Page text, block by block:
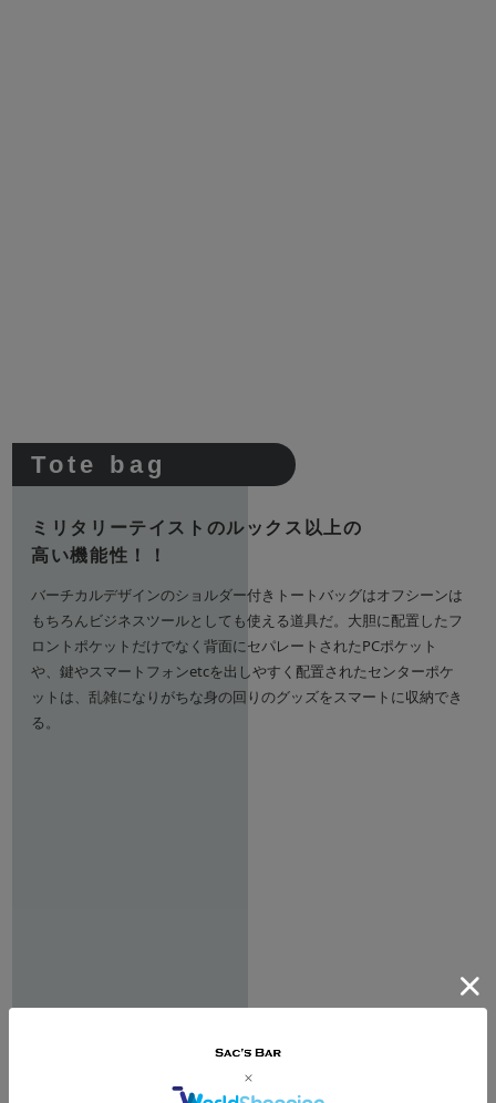
Tote bag
ミリタリーテイストのルックス以上の
高い機能性！！
バーチカルデザインのショルダー付きトートバッグはオフシーンは
もちろんビジネスツールとしても使える道具だ。大胆に配置したフ
ロントポケットだけでなく背面にセパレートされたPCポケット
や、鍵やスマートフォンetcを出しやすく配置されたセンターポケ
ットは、乱雑になりがちな身の回りのグッズをスマートに収納でき
る。